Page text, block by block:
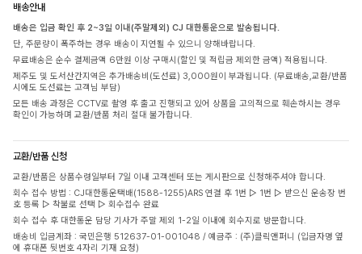
배송안내
배송은 입금 확인 후 2~3일 이내(주말제외) CJ 대한통운으로 발송됩니다.
단, 주문량이 폭주하는 경우 배송이 지연될 수 있으니 양해바랍니다.
무료배송은 순수 결제금액 6만원 이상 구매시(할인 및 적립금 제외한 금액) 적용됩니다.
제주도 및 도서산간지역은 추가배송비(도선료) 3,000원이 부과됩니다. (무료배송,교환/반품
시에도 도선료는 고객님 부담)
모든 배송 과정은 CCTV로 촬영 후 출고 진행되고 있어 상품을 고의적으로 훼손하시는 경우
확인이 가능하며 교환/반품 처리 절대 불가합니다.
교환/반품 신청
교환/반품은 상품수령일부터 7일 이내 고객센터 또는 게시판으로 신청해주셔야 합니다.
회수 접수 방법 : CJ대한통운택배(1588-1255)ARS 연결 후 1번 ▷ 1번 ▷ 받으신 운송장 번
호 등록 ▷ 착불로 선택 ▷ 회수접수 완료
회수 접수 후 대한통운 담당 기사가 주말 제외 1-2일 이내에 회수지로 방문합니다.
배송비 입금계좌 : 국민은행 512637-01-001048 / 예금주 : (주)클릭앤퍼니 (입금자명 옆
에 휴대폰 뒷번호 4자리 기재 요청)